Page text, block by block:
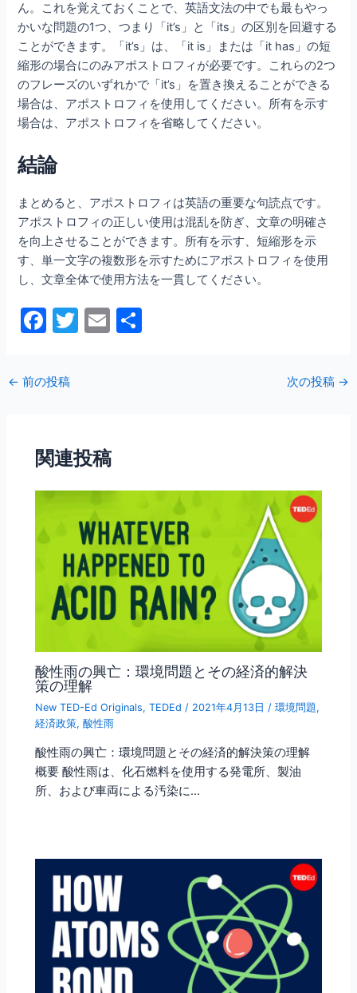
ん。これを覚えておくことで、英語文法の中でも最もやっ
かいな問題の1つ、つまり「it’s」と「its」の区別を回避する
ことができます。「it’s」は、「it is」または「it has」の短
縮形の場合にのみアポストロフィが必要です。これらの2つ
のフレーズのいずれかで「it’s」を置き換えることができる
場合は、アポストロフィを使用してください。所有を示す
場合は、アポストロフィを省略してください。
結論
まとめると、アポストロフィは英語の重要な句読点です。
アポストロフィの正しい使用は混乱を防ぎ、文章の明確さ
を向上させることができます。所有を示す、短縮形を示
す、単一文字の複数形を示すためにアポストロフィを使用
し、文章全体で使用方法を一貫してください。
F
c
e
o
o
k
T
E
← 前の投稿 次の投稿 →
関連投稿
酸性雨の興亡：環境問題とその経済的解決
策の理解
New TED-Ed Originals,TEDEd / 2021年4月13日 /環境問題,
経済政策,酸性雨
酸性雨の興亡：環境問題とその経済的解決策の理解
概要 酸性雨は、化石燃料を使用する発電所、製油
所、および車両による汚染に…